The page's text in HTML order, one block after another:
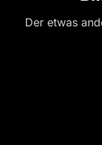
Der etwas